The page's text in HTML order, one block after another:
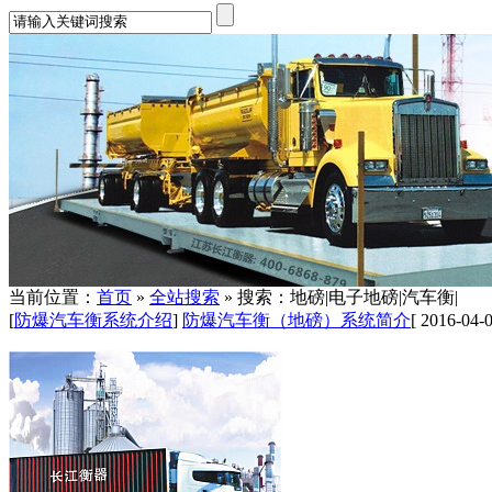
当前位置： 首页 » 全站搜索 » 搜索：地磅|电子地磅|汽车衡|
[防爆汽车衡系统介绍] 防爆汽车衡（地磅）系统简介[ 2016-04-